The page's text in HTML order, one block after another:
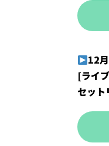
12
[ライ
セット